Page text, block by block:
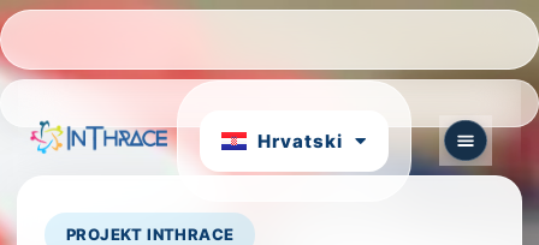
Hrvatski
English
PROJEKT INTHRACE